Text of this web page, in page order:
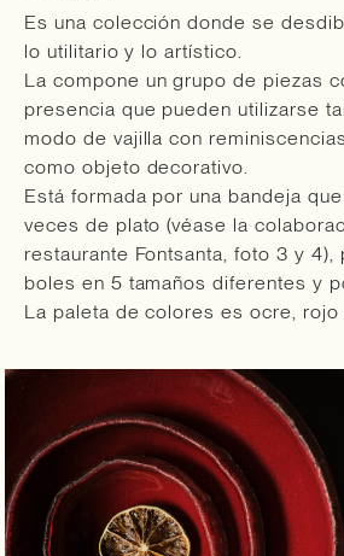
Es una colección donde se
lo utilitario y lo artístico.
La compone un grupo de piezas
presencia que pueden utilizarse
modo de vajilla con
como objeto decorativo.
Está formada por una bandeja
veces de plato (véase la
restaurante Fontsanta, foto 3 y 4),
boles en 5 tamaños diferentes y
La paleta de colores es ocre, rojo